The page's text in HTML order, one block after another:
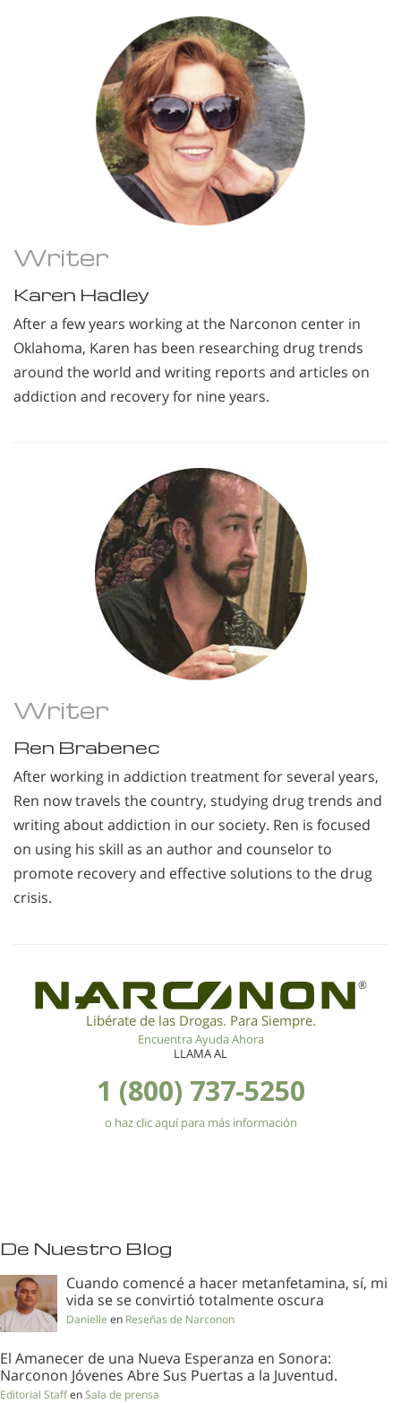
Writer
Karen Hadley
After a few years working at the Narconon center in
Oklahoma, Karen has been researching drug trends
around the world and writing reports and articles on
addiction and recovery for nine years.
Writer
Ren Brabenec
After working in addiction treatment for several years,
Ren now travels the country, studying drug trends and
writing about addiction in our society. Ren is focused
on using his skill as an author and counselor to
promote recovery and effective solutions to the drug
crisis.
®
Libérate de las Drogas. Para Siempre.
Encuentra Ayuda Ahora
LLAMA AL
1 (800) 737-5250
o haz clic aquí para más información
De Nuestro Blog
Cuando comencé a hacer metanfetamina, sí, mi
vida se se convirtió totalmente oscura
Danielle en Reseñas de Narconon
El Amanecer de una Nueva Esperanza en Sonora:
Narconon Jóvenes Abre Sus Puertas a la Juventud.
Editorial StaffenSala de prensa